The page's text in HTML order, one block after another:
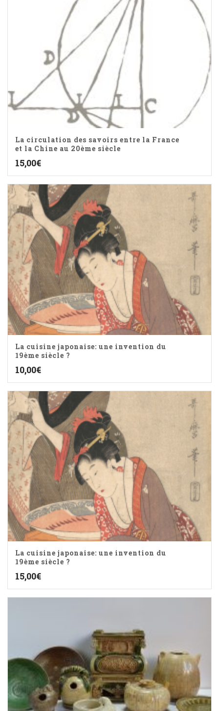
La circulation des savoirs entre la France
et la Chine au 20ème siècle
15,00€
La cuisine japonaise: une invention du
19ème siècle ?
10,00€
La cuisine japonaise: une invention du
19ème siècle ?
15,00€